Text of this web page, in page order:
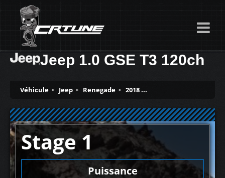
Jeep 1.0 GSE T3 120ch
Véhicule Jeep Renegade 2018 ...
Stage 1
Puissance